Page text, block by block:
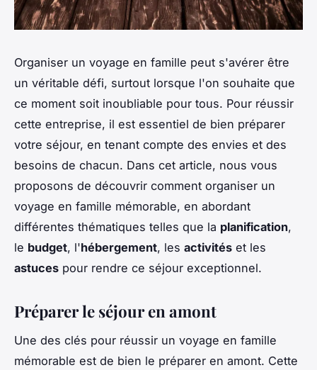
Organiser un voyage en famille peut s'avérer être
un véritable défi, surtout lorsque l'on souhaite que
ce moment soit inoubliable pour tous. Pour réussir
cette entreprise, il est essentiel de bien préparer
votre séjour, en tenant compte des envies et des
besoins de chacun. Dans cet article, nous vous
proposons de découvrir comment organiser un
voyage en famille mémorable, en abordant
différentes thématiques telles que la planification,
le budget, l'hébergement, les activités et les
astuces pour rendre ce séjour exceptionnel.
Préparer le séjour en amont
Une des clés pour réussir un voyage en famille
mémorable est de bien le préparer en amont. Cette